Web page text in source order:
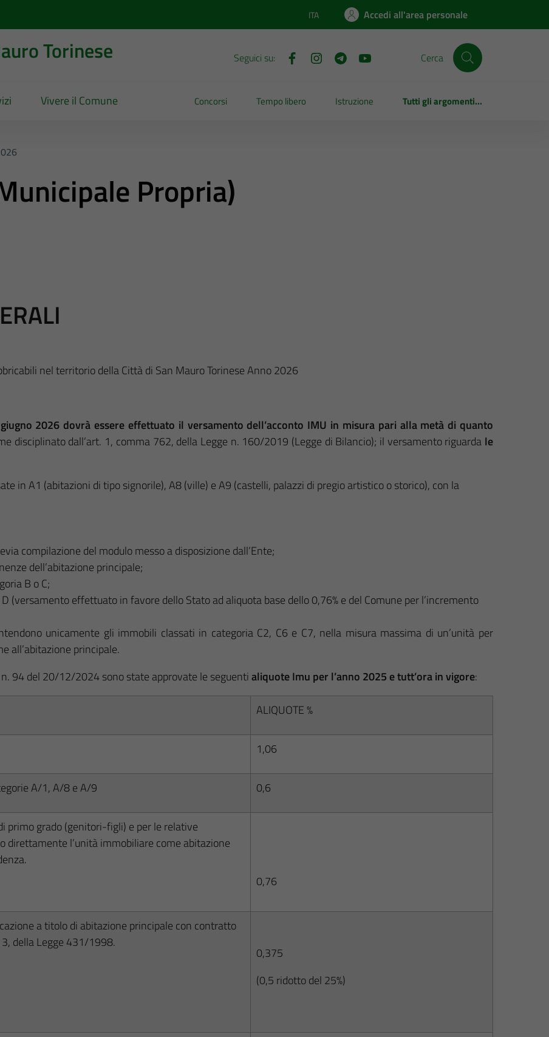
Lingua attiva:
ITA Accedi all'area personale
Torinese Seguici su: Cerca
Vivere il Comune Concorsi Tempo libero Istruzione Tutti gli argomenti...
Propria)
nel territorio della Città di San Mauro Torinese Anno 2026
2026 dovrà essere effettuato il versamento dell’acconto IMU in misura pari alla metà di quanto
disciplinato dall’art. 1, comma 762, della Legge n. 160/2019 (Legge di Bilancio); il versamento riguarda le
in A1 (abitazioni di tipo signorile), A8 (ville) e A9 (castelli, palazzi di pregio artistico o storico), con la
compilazione del modulo messo a disposizione dall’Ente;
dell’abitazione principale;
B o C;
(versamento effettuato in favore dello Stato ad aliquota base dello 0,76% e del Comune per l’incremento
unicamente gli immobili classati in categoria C2, C6 e C7, nella misura massima di un’unità per
all’abitazione principale.
94 del 20/12/2024 sono state approvate le seguentialiquote Imu per l’anno 2025 e tutt’ora in vigore:
ALIQUOTE %
1,06
A/1, A/8 e A/9 0,6
primo grado (genitori-figli) e per le relative
direttamente l’unità immobiliare come abitazione
0,76
a titolo di abitazione principale con contratto
della Legge 431/1998.
0,375
(0,5 ridotto del 25%)